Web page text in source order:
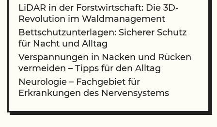
LiDAR in der Forstwirtschaft: Die 3D-
Revolution im Waldmanagement
Bettschutzunterlagen: Sicherer Schutz
für Nacht und Alltag
Verspannungen in Nacken und Rücken
vermeiden – Tipps für den Alltag
Neurologie – Fachgebiet für
Erkrankungen des Nervensystems